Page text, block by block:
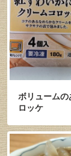
ボリューム
ロッケ